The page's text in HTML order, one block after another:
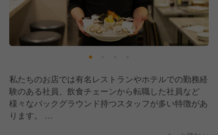
リーダーポジションを狙える『成長性』があり、上の
ポジションが詰まっているから昇格できないというこ
とはありません。
実際に飲食未経験の方が入社後1年で店長になった
り、調理学校を卒業後、3年で料理長へ就任したりと
社歴や年齢関係なくキャリアアップできる風土となっ
ています。
長く楽しく働ける環境で、新しいキャリアを目指して
私たちのお店では有名レストランやホテルでの勤務経
験のある社員、飲食チェーンから転職した社員など
様々なバックグラウンド持つスタッフが多い特徴があ
ります。